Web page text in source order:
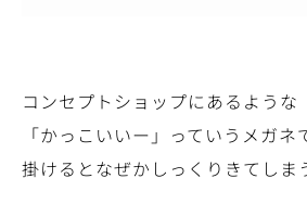
コンセプトショップにあるような
「かっこいいー」っていうメガネ
掛けるとなぜかしっくりきてしま